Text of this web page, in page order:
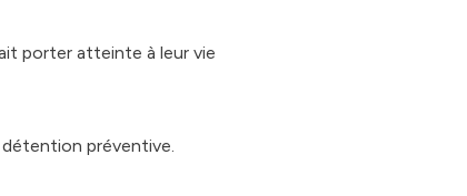
porter atteinte à leur vie
préventive.